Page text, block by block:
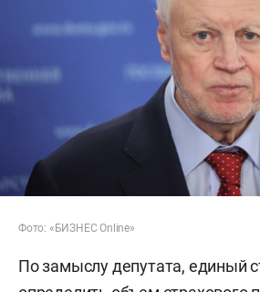
Фото: «БИЗНЕС Online»
По замыслу депутата, единый